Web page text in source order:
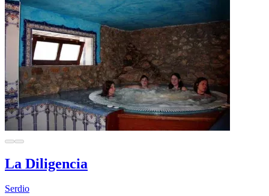
La Diligencia
Serdio